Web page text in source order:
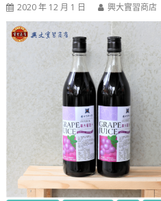
2020 年 12 月 1 日 興大實習商店